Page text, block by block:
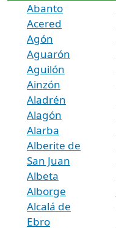
Abanto
Acered
Agón
Aguarón
Aguilón
Ainzón
Aladrén
Alagón
Alarba
Alberite de
San Juan
Albeta
Alborge
Alcalá de
Ebro